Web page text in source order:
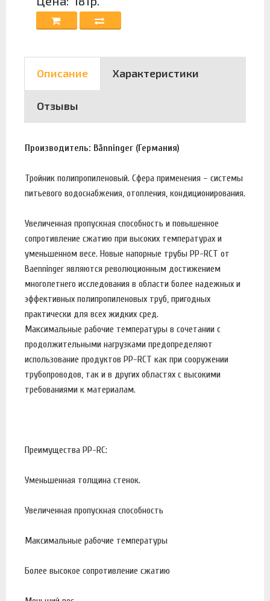
Описание Характеристики
Отзывы
Производитель: Bänninger (Германия)
Тройник полипропиленовый. Сфера применения – системы
питьевого водоснабжения, отопления, кондиционирования.
Увеличенная пропускная способность и повышенное
сопротивление сжатию при высоких температурах и
уменьшенном весе. Новые напорные трубы PP-RCT от
Baenninger являются революционным достижением
многолетнего исследования в области более надежных и
эффективных полипропиленовых труб, пригодных
практически для всех жидких сред.
Максимальные рабочие температуры в сочетании с
продолжительными нагрузками предопределяют
использование продуктов PP-RCT как при сооружении
трубопроводов, так и в других областях с высокими
требованиями к материалам.
Преимущества PP-RC:
Уменьшенная толщина стенок.
Увеличенная пропускная способность
Максимальные рабочие температуры
Более высокое сопротивление сжатию